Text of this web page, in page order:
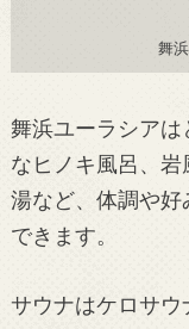
舞
舞浜ユーラシア
なヒノキ風呂、
湯など、体調や
できます。
サウナはケロサ